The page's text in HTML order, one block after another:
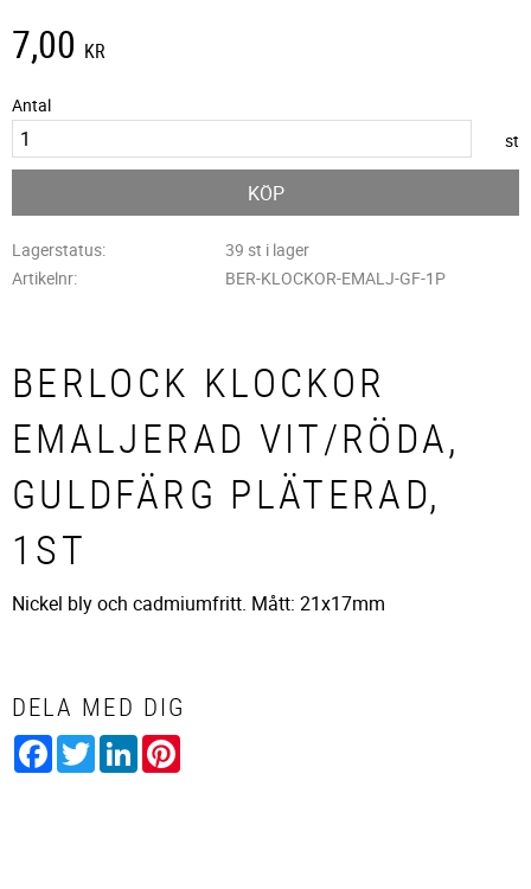
7,00 KR
Antal
st
KÖP
Lagerstatus
39 st i lager
Artikelnr
BER-KLOCKOR-EMALJ-GF-1P
BERLOCK KLOCKOR
EMALJERAD VIT/RÖDA,
GULDFÄRG PLÄTERAD,
1ST
Nickel bly och cadmiumfritt. Mått: 21x17mm
DELA MED DIG
Facebook
TwitterLinkedIn